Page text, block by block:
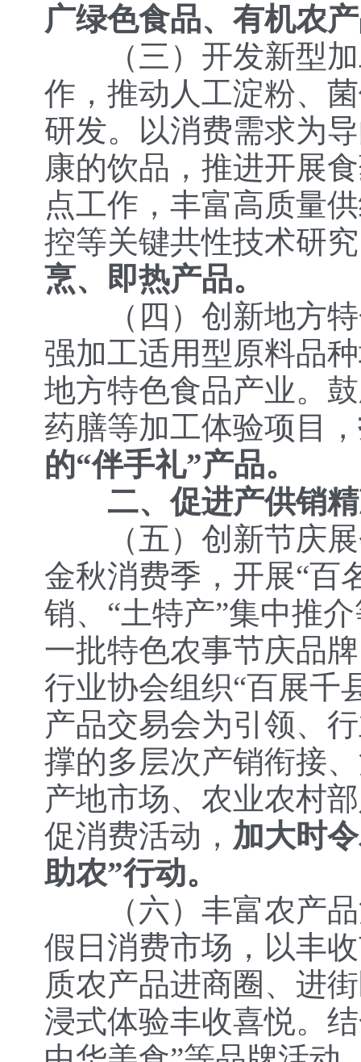
广绿色食品、有机农
（三）开发新型
作，推动人工淀粉、
研发。以消费需求为
康的饮品，推进开展
点工作，丰富高质量
控等关键共性技术研
烹、即热产品。
（四）创新地方
强加工适用型原料品
地方特色食品产业。
药膳等加工体验项目，
的“伴手礼”产品。
二、促进产供销
（五）创新节庆
金秋消费季，开展“百
销、“土特产”集中推
一批特色农事节庆品
行业协会组织“百展千
产品交易会为引领、
撑的多层次产销衔接
产地市场、农业农村
促消费活动， 加大时
助农”行动。
（六）丰富农产
假日消费市场，以丰
质农产品进商圈、进
浸式体验丰收喜悦。